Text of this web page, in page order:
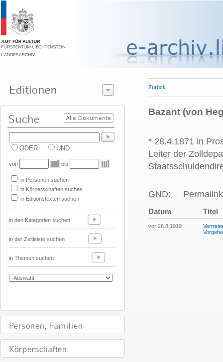
ODER UND
von bis
in Personen suchen
in Körperschaften suchen
in Editionstexten suchen
in den Kategorien suchen
in der Zeitleiste suchen
in Themen suchen
Zurück
Bazant (von
* 28.4.1871 in
Leiter der
GND:
Datum Titel
vor 26.8.1919